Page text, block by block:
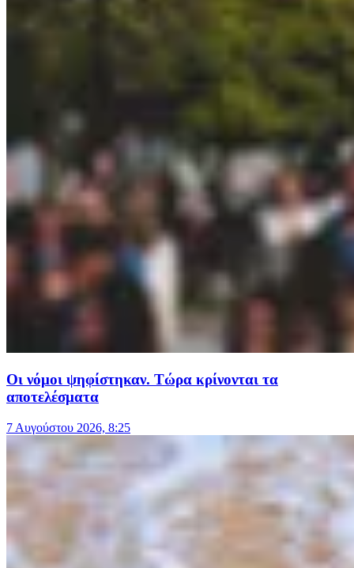
Οι νόμοι ψηφίστηκαν. Τώρα κρίνονται τα
αποτελέσματα
7 Αυγούστου 2026, 8:25